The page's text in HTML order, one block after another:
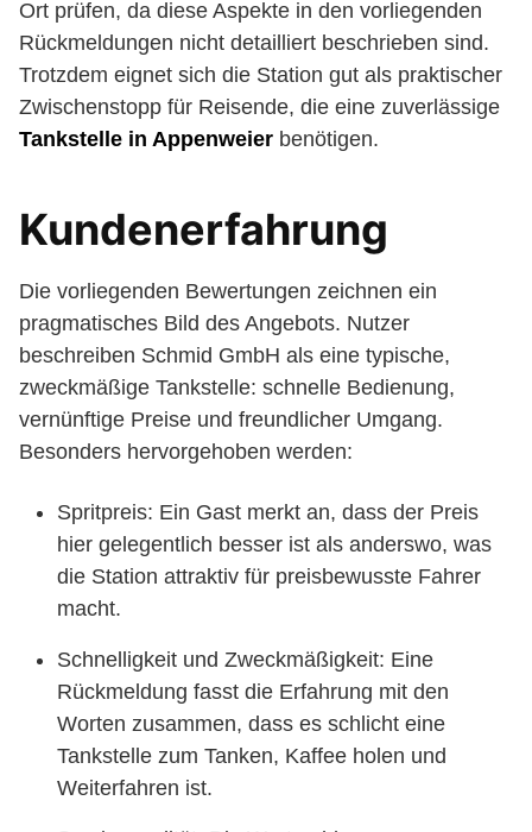
Ort prüfen, da diese Aspekte in den vorliegenden
Rückmeldungen nicht detailliert beschrieben sind.
Trotzdem eignet sich die Station gut als praktischer
Zwischenstopp für Reisende, die eine zuverlässige
Tankstelle in Appenweier benötigen.
Kundenerfahrung
Die vorliegenden Bewertungen zeichnen ein
pragmatisches Bild des Angebots. Nutzer
beschreiben Schmid GmbH als eine typische,
zweckmäßige Tankstelle: schnelle Bedienung,
vernünftige Preise und freundlicher Umgang.
Besonders hervorgehoben werden:
Spritpreis: Ein Gast merkt an, dass der Preis
hier gelegentlich besser ist als anderswo, was
die Station attraktiv für preisbewusste Fahrer
macht.
Schnelligkeit und Zweckmäßigkeit: Eine
Rückmeldung fasst die Erfahrung mit den
Worten zusammen, dass es schlicht eine
Tankstelle zum Tanken, Kaffee holen und
Weiterfahren ist.